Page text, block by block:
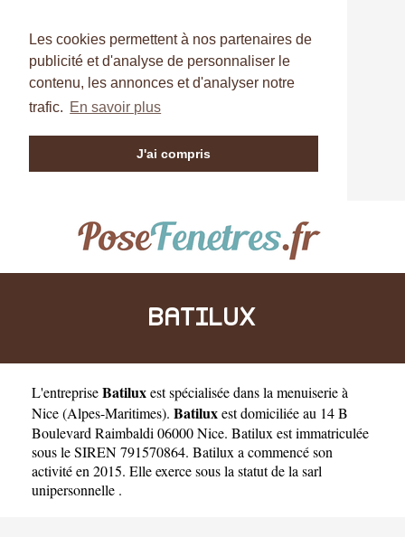
Les cookies permettent à nos partenaires de
publicité et d'analyse de personnaliser le
contenu, les annonces et d'analyser notre
trafic. En savoir plus
J'ai compris
BATILUX
L'entrepriseBatiluxestspécialisée dans la menuiserie à
Nice(Alpes-Maritimes). Batiluxest domiciliée au 14 B
Boulevard Raimbaldi 06000 Nice. Batilux est immatriculée
sous le SIREN 791570864. Batilux a commencé son
activité en 2015. Elle exerce sous la statut de la sarl
unipersonnelle .